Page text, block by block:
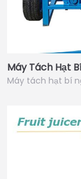
Máy Tách Hạt
Máy tách hạt bí